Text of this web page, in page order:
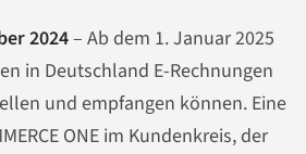
2024– Ab dem 1. Januar 2025
in Deutschland E-Rechnungen
und empfangen können. Eine
ONE im Kundenkreis, der